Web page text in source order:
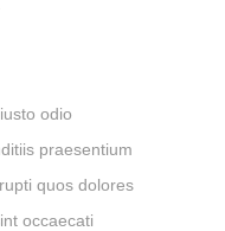
odio
praesentium
quos dolores
occaecati